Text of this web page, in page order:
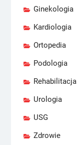
Ginekologia
Kardiologia
Ortopedia
Podologia
Rehabilitacja
Urologia
USG
Zdrowie